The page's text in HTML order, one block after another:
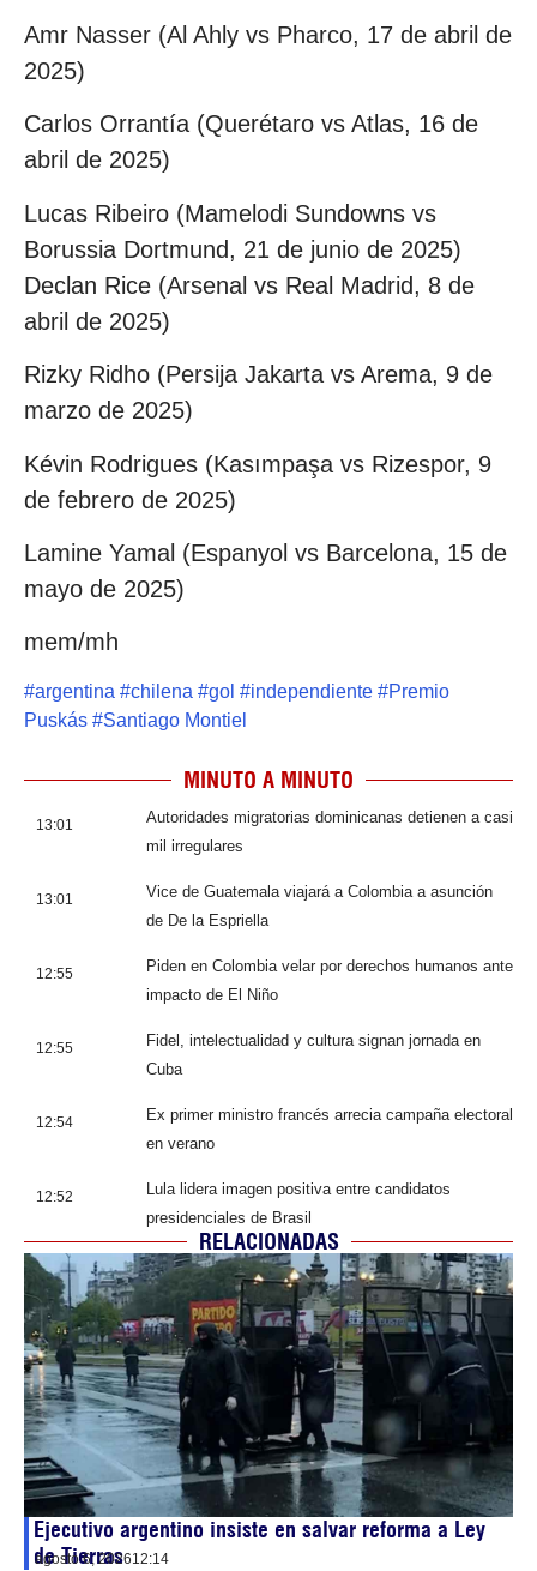
Amr Nasser (Al Ahly vs Pharco, 17 de abril de
2025)
Carlos Orrantía (Querétaro vs Atlas, 16 de
abril de 2025)
Lucas Ribeiro (Mamelodi Sundowns vs
Borussia Dortmund, 21 de junio de 2025)
Declan Rice (Arsenal vs Real Madrid, 8 de
abril de 2025)
Rizky Ridho (Persija Jakarta vs Arema, 9 de
marzo de 2025)
Kévin Rodrigues (Kasımpaşa vs Rizespor, 9
de febrero de 2025)
Lamine Yamal (Espanyol vs Barcelona, 15 de
mayo de 2025)
mem/mh
#argentina #chilena #gol #independiente #Premio
Puskás #Santiago Montiel
MINUTO A MINUTO
13:01
Autoridades migratorias dominicanas detienen a casi
mil irregulares
13:01
Vice de Guatemala viajará a Colombia a asunción
de De la Espriella
12:55
Piden en Colombia velar por derechos humanos ante
impacto de El Niño
12:55
Fidel, intelectualidad y cultura signan jornada en
Cuba
12:54
Ex primer ministro francés arrecia campaña electoral
en verano
12:52
Lula lidera imagen positiva entre candidatos
presidenciales de Brasil
RELACIONADAS
Ejecutivo argentino insiste en salvar reforma a Ley
de Tierras
agosto 6, 202612:14